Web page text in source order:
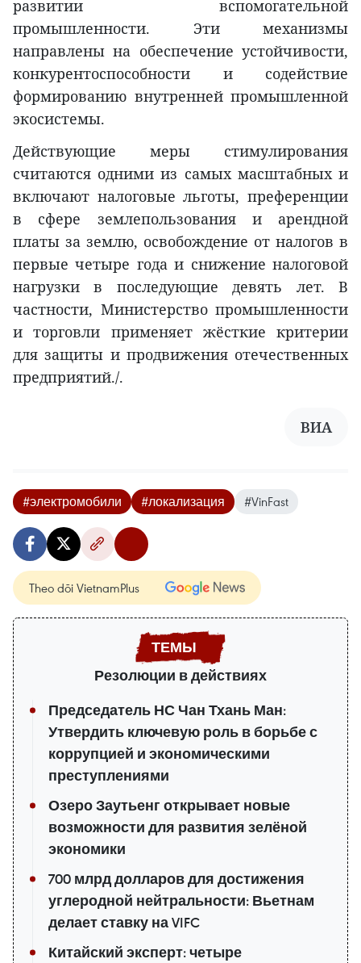
развитии вспомогательной
промышленности. Эти механизмы
направлены на обеспечение устойчивости,
конкурентоспособности и содействие
формированию внутренней промышленной
экосистемы.
Действующие меры стимулирования
считаются одними из самых масштабных и
включают налоговые льготы, преференции
в сфере землепользования и арендной
платы за землю, освобождение от налогов в
первые четыре года и снижение налоговой
нагрузки в последующие девять лет. В
частности, Министерство промышленности
и торговли применяет жёсткие критерии
для защиты и продвижения отечественных
предприятий./.
ВИA
#электромобили #локализация #VinFast
Theo dõi VietnamPlus
Резолюции в действиях
Председатель НС Чан Тхань Ман:
Утвердить ключевую роль в борьбе с
коррупцией и экономическими
преступлениями
Озеро Заутьенг открывает новые
возможности для развития зелёной
экономики
700 млрд долларов для достижения
углеродной нейтральности: Вьетнам
делает ставку на VIFC
Китайский эксперт: четыре